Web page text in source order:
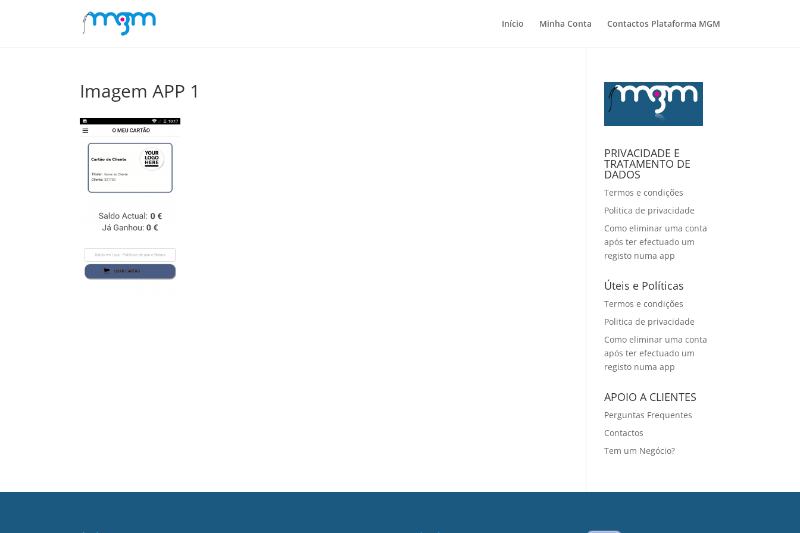
Início Minha Conta Contactos Plataforma MGM
Imagem APP 1
PRIVACIDADE E
TRATAMENTO DE
DADOS
Termos e condições
Politica de privacidade
Como eliminar uma conta
após ter efectuado um
registo numa app
Úteis e Políticas
Termos e condições
Politica de privacidade
Como eliminar uma conta
após ter efectuado um
registo numa app
APOIO A CLIENTES
Perguntas Frequentes
Contactos
Tem um Negócio?